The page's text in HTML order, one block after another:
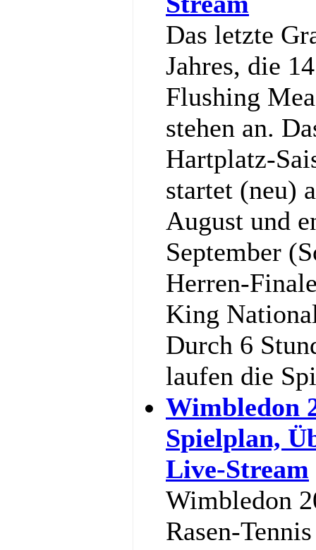
Das letzte
Jahres, die
Flushing
stehen an.
Hartplatz-
startet (neu)
August und
September
Herren-
King
Durch 6
laufen die
Wimbledon
Spielplan,
Live-Stream
Wimbledon
Rasen-